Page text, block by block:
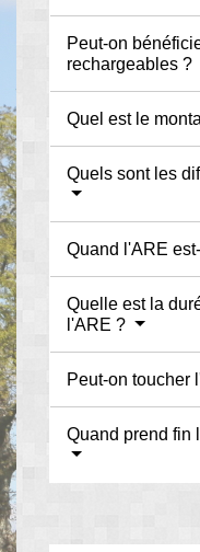
Peut-on
rechargeables ?
Quel est le
Quels sont les
Quand l'ARE
Quelle est la
l'ARE ?
Peut-on toucher
Quand prend fin